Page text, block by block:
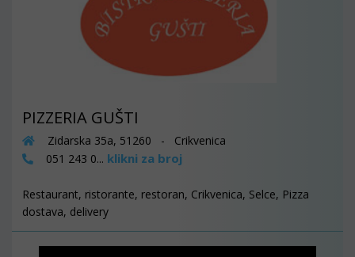
PIZZERIA GUŠTI
Zidarska 35a, 51260 - Crikvenica
051 243 0... klikni za broj
Restaurant, ristorante, restoran, Crikvenica, Selce, Pizza
dostava, delivery